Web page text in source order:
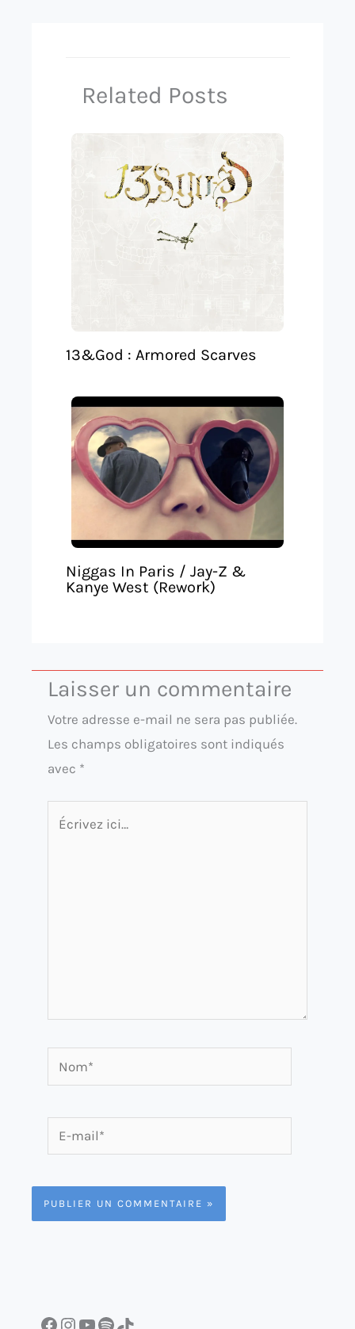
Related Posts
13&God : Armored Scarves
Niggas In Paris / Jay-Z &
Kanye West (Rework)
Laisser un commentaire
Votre adresse e-mail ne sera pas publiée.
Les champs obligatoires sont indiqués
avec *
Écrivez
Nom*
mail*
Facebook InstagramYouTube Spotify